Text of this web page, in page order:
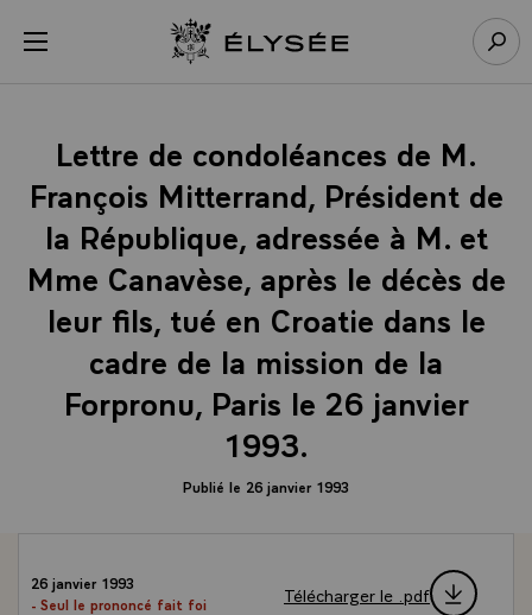
menu Retour à l’accueil Élysée
Lettre de condoléances de M.
François Mitterrand, Président de
la République, adressée à M. et
Mme Canavèse, après le décès de
leur fils, tué en Croatie dans le
cadre de la mission de la
Forpronu, Paris le 26 janvier
1993.
Publié le 26 janvier 1993
26 janvier 1993
- Seul le prononcé fait foi
Télécharger le .pdf
Panneau de gestion des cookies